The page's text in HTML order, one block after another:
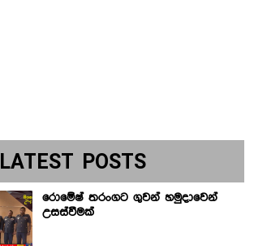
LATEST POSTS
රොමේෂ් තරංගට ගුවන් හමුදාවෙන්
උසස්වීමක්